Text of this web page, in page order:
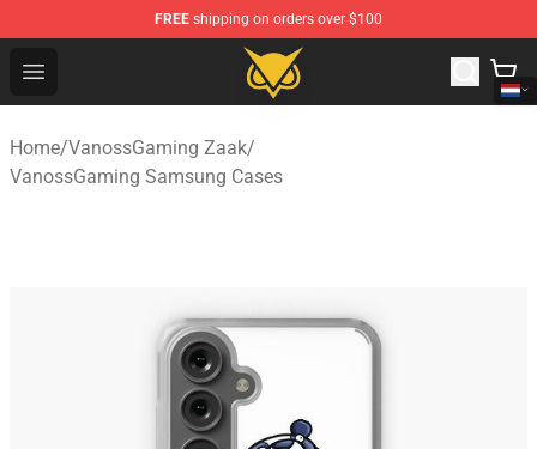
FREE shipping on orders over $100
Open menu
Vanossgaming Store - Official Vanossgaming
Home/VanossGaming Zaak/
VanossGaming Samsung Cases